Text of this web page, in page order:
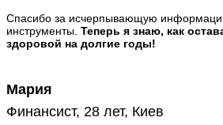
Спасибо за исчерпывающую
инструменты. Теперь я знаю, как
здоровой на долгие годы!
Мария
Финансист, 28 лет, Киев